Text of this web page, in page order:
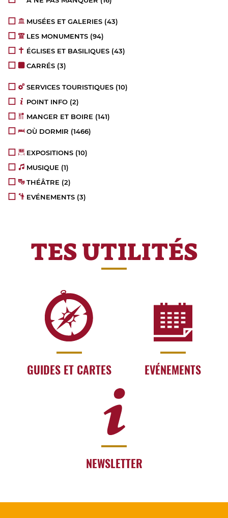
MUSÉES ET GALERIES (43)
LES MONUMENTS (94)
ÉGLISES ET BASILIQUES (43)
CARRÉS (3)
SERVICES TOURISTIQUES (10)
POINT INFO (2)
MANGER ET BOIRE (141)
OÙ DORMIR (1466)
EXPOSITIONS (10)
MUSIQUE (1)
THÉÂTRE (2)
EVÉNEMENTS (3)
TES UTILITÉS
GUIDES ET CARTES EVÉNEMENTS
NEWSLETTER